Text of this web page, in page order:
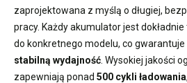
zaprojektowana z myślą o długiej,
pracy. Każdy akumulator jest
do konkretnego modelu, co gwarantuje
stabilną wydajność . Wysokiej jakości
zapewniają ponad 500 cykli ładowania